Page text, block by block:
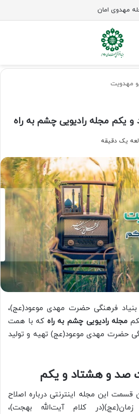
مهدوی امان
مهدویت
مجله رادیویی چشم به راه
یک دقیقه
فرهنگی حضرت مهدی موعود(عج)،
مجله رادیویی چشم به راه که با همت
حضرت مهدی موعود(عج) تهیه و تولید
صد و هشتاد و یکم
این مجله اینترنتی درباره اصلاح
کلام آیت‌الله‌ بهجت)،